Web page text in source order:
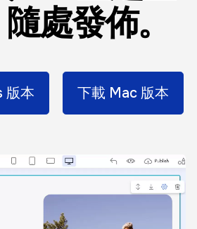
處發佈。
版本 下載 Mac 版本